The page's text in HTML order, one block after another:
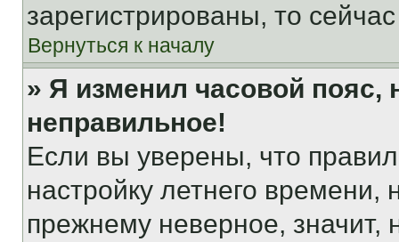
зарегистрированы, то
Вернуться к началу
» Я изменил часовой пояс,
неправильное!
Если вы уверены, что
настройку летнего
прежнему неверное, значит,